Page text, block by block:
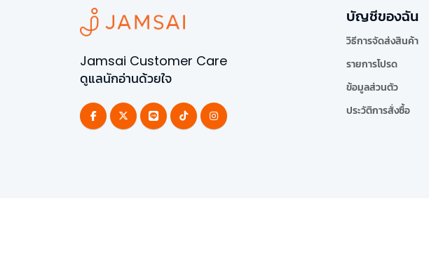
Jamsai Customer Care
ดูแลนักอ่านด้วยใจ
บัญชีของฉัน
วิธีการจัดส่งสินค้า
รายการโปรด
ข้อมูลส่วนตัว
ประวัติการสั่งซื้อ